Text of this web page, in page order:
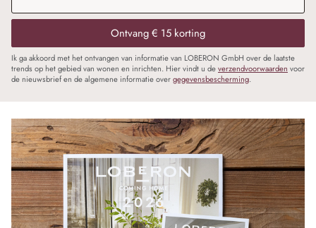
Ontvang € 15 korting
Ik ga akkoord met het ontvangen van informatie van LOBERON GmbH over de laatste
trends op het gebied van wonen en inrichten. Hier vindt u deverzendvoorwaarden voor
de nieuwsbrief en de algemene informatie overgegevensbescherming.